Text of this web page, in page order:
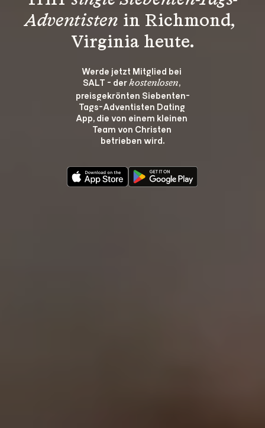
Adventisten in Richmond,
Virginia heute.
Werde jetzt Mitglied bei
SALT - der kostenlosen,
preisgekrönten Siebenten-
Tags-Adventisten Dating
App, die von einem kleinen
Team von Christen
betrieben wird.